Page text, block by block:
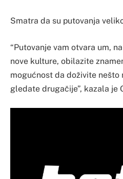
Smatra da su putovanja
“Putovanje vam otvara um,
nove kulture, obilazite
mogućnost da doživite nešto
gledate drugačije”, kazala je